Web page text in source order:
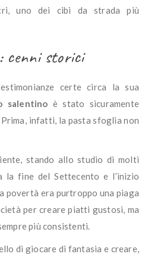
uno dei cibi da strada più
cenni storici
certe circa la sua
salentino è stato sicuramente
infatti, la pasta sfoglia non
stando allo studio di molti
la fine del Settecento e l’inizio
povertà era purtroppo una piaga
per creare piatti gustosi, ma
più consistenti.
di giocare di fantasia e creare,